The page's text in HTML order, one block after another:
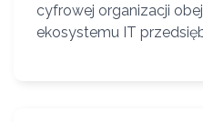
cyfrowej organizacji
ekosystemu IT